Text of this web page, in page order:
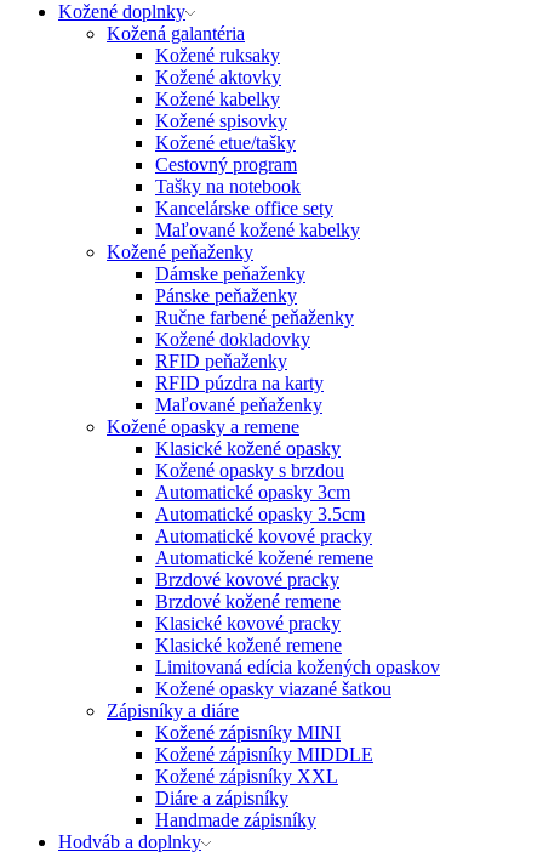
Kožené doplnky
Kožená galantéria
Kožené ruksaky
Kožené aktovky
Kožené kabelky
Kožené spisovky
Kožené etue/tašky
Cestovný program
Tašky na notebook
Kancelárske office sety
Maľované kožené kabelky
Kožené peňaženky
Dámske peňaženky
Pánske peňaženky
Ručne farbené peňaženky
Kožené dokladovky
RFID peňaženky
RFID púzdra na karty
Maľované peňaženky
Kožené opasky a remene
Klasické kožené opasky
Kožené opasky s brzdou
Automatické opasky 3cm
Automatické opasky 3.5cm
Automatické kovové pracky
Automatické kožené remene
Brzdové kovové pracky
Brzdové kožené remene
Klasické kovové pracky
Klasické kožené remene
Limitovaná edícia kožených opaskov
Kožené opasky viazané šatkou
Zápisníky a diáre
Kožené zápisníky MINI
Kožené zápisníky MIDDLE
Kožené zápisníky XXL
Diáre a zápisníky
Handmade zápisníky
Hodváb a doplnky